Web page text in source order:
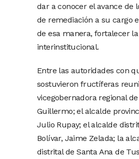
dar a conocer el avance de
de remediación a su cargo
de esa manera, fortalecer
interinstitucional.
Entre las autoridades con
sostuvieron fructíferas
vicegobernadora regional de
Guillermo; el alcalde
Julio Rupay; el alcalde
Bolívar, Jaime Zelada; la
distrital de Santa Ana de